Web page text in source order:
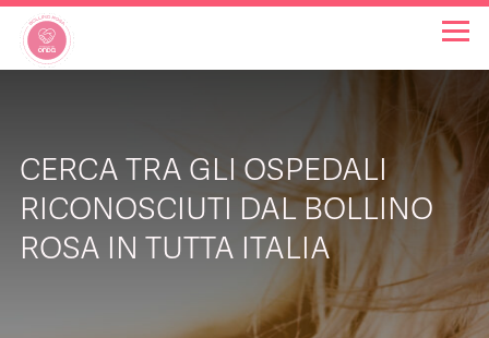
INIZIATIVE
NOTIZIE
CERCA TRA GLI OSPEDALI
RICONOSCIUTI DAL BOLLINO
ROSA IN TUTTA ITALIA